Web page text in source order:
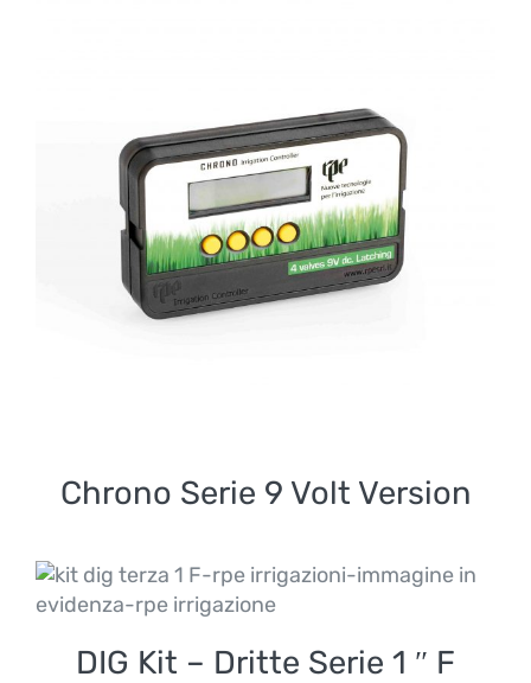
Chrono Serie 9 Volt
Version
Chrono Serie 9 Volt Version
DIG Kit – Dritte Serie 1 ″
F
DIG Kit – Dritte Serie 1 ″ F